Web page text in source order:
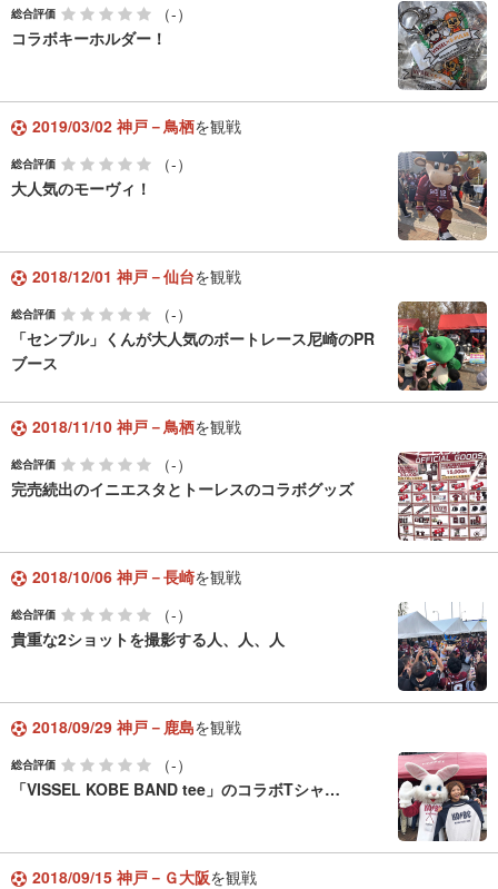
総合評価
（-）
コラボキーホルダー！
2019/03/02 神戸－鳥栖を観戦
総合評価
（-）
大人気のモーヴィ！
2018/12/01 神戸－仙台を観戦
総合評価
（-）
「センプル」くんが大人気のボートレース尼崎のPR
ブース
2018/11/10 神戸－鳥栖を観戦
総合評価
（-）
完売続出のイニエスタとトーレスのコラボグッズ
2018/10/06 神戸－長崎を観戦
総合評価
（-）
貴重な2ショットを撮影する人、人、人
2018/09/29 神戸－鹿島を観戦
総合評価
（-）
「VISSEL KOBE BAND tee」のコラボTシャ…
2018/09/15 神戸－Ｇ大阪を観戦